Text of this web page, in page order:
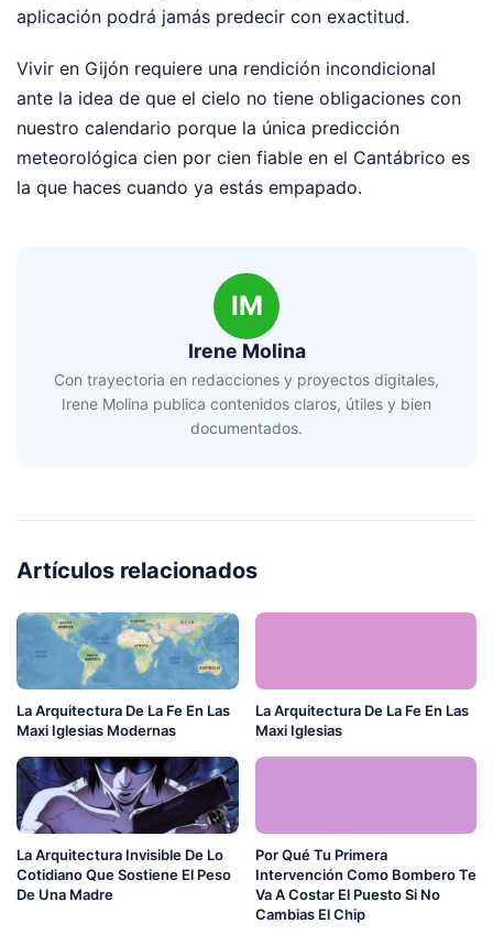
aplicación podrá jamás predecir con exactitud.
Vivir en Gijón requiere una rendición incondicional
ante la idea de que el cielo no tiene obligaciones con
nuestro calendario porque la única predicción
meteorológica cien por cien fiable en el Cantábrico es
la que haces cuando ya estás empapado.
IM
Irene Molina
Con trayectoria en redacciones y proyectos digitales,
Irene Molina publica contenidos claros, útiles y bien
documentados.
Artículos relacionados
La Arquitectura De La Fe En Las
Maxi Iglesias Modernas
La Arquitectura De La Fe En Las
Maxi Iglesias
La Arquitectura Invisible De Lo
Cotidiano Que Sostiene El Peso
De Una Madre
Por Qué Tu Primera
Intervención Como Bombero Te
Va A Costar El Puesto Si No
Cambias El Chip